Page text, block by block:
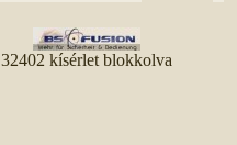
32402 kísérlet blokkolva